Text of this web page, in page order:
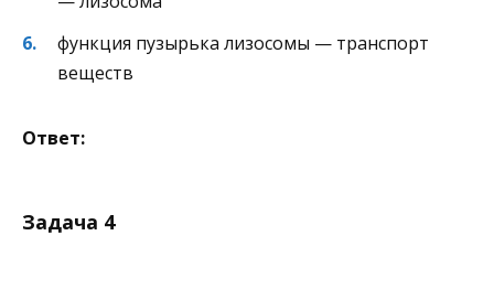
функция пузырька лизосомы — транспорт
веществ
Ответ:
Задача 4